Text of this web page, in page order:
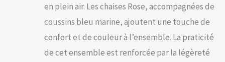
durable.
en plein air. Les chaises Rose, accompagnées de
coussins bleu marine, ajoutent une touche de
confort et de couleur à l’ensemble. La praticité
de cet ensemble est renforcée par la légèreté